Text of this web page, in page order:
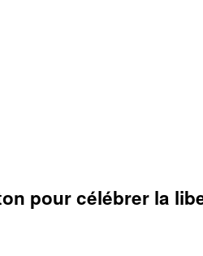
pour célébrer la